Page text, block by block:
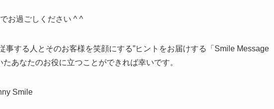
お過ごしください ^ ^
事する人とそのお客様を笑顔にする”ヒントをお届けする「Smile Message
たあなたのお役に立つことができれば幸いです。
Smile